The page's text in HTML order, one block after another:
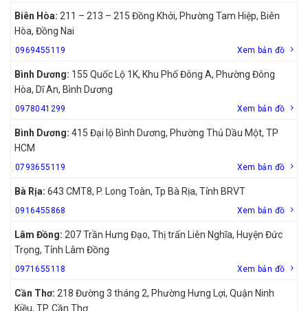
Biên Hòa: 211 – 213 – 215 Đồng Khởi, Phường Tam Hiệp, Biên
Hòa, Đồng Nai
0969455119 Xem bản đồ
Bình Dương: 155 Quốc Lộ 1K, Khu Phố Đông A, Phường Đông
Hòa, Dĩ An, Bình Dương
0978041299 Xem bản đồ
Bình Dương: 415 Đại lộ Bình Dương, Phường Thủ Dầu Một, TP
HCM
0793655119 Xem bản đồ
Bà Rịa: 643 CMT8, P. Long Toàn, Tp Bà Rịa, Tỉnh BRVT
0916455868 Xem bản đồ
Lâm Đồng: 207 Trần Hưng Đạo, Thị trấn Liên Nghĩa, Huyện Đức
Trọng, Tỉnh Lâm Đồng
0971655118 Xem bản đồ
Cần Thơ: 218 Đường 3 tháng 2, Phường Hưng Lợi, Quận Ninh
Kiều, TP. Cần Thơ